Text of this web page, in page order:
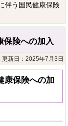
伴う国民健康保険
保険への加入
更新日：2025年7月3日
康保険への加